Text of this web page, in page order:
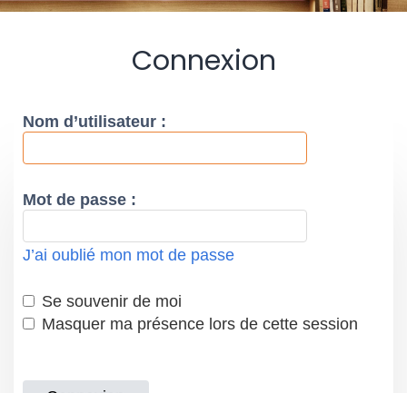
Connexion
Nom d’utilisateur :
Mot de passe :
J’ai oublié mon mot de passe
Se souvenir de moi
Masquer ma présence lors de cette session